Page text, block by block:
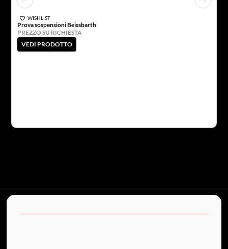
WISHLIST
Prova sospensioni Beissbarth
PREZZO SU RICHIESTA
VEDI PRODOTTO